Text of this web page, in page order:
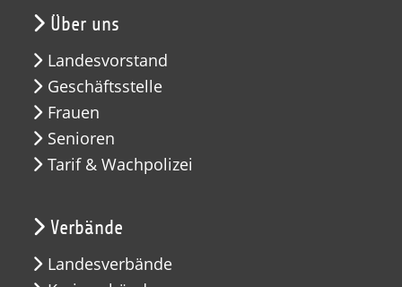
Über uns
Landesvorstand
Geschäftsstelle
Frauen
Senioren
Tarif & Wachpolizei
Verbände
Landesverbände